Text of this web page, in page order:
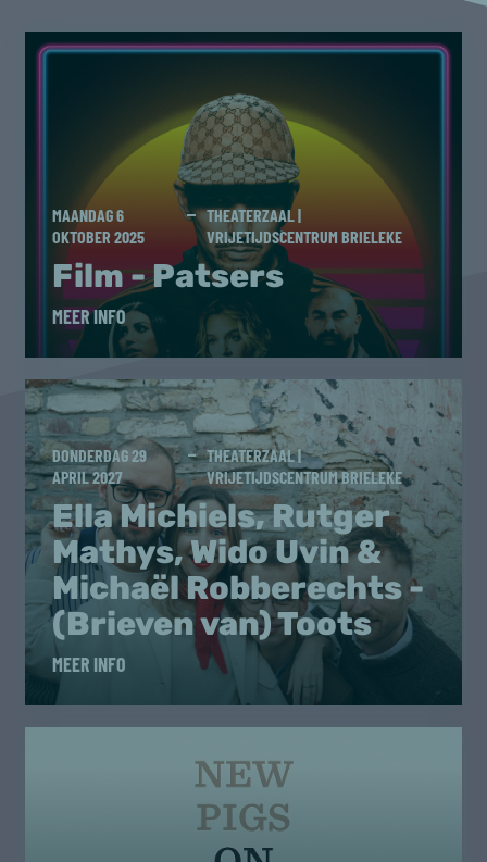
MAANDAG 6
OKTOBER 2025
THEATERZAAL |
VRIJETIJDSCENTRUM BRIELEKE
Film - Patsers
MEER INFO
DONDERDAG 29
APRIL 2027
THEATERZAAL |
VRIJETIJDSCENTRUM BRIELEKE
Ella Michiels, Rutger
Mathys, Wido Uvin &
Michaël Robberechts -
(Brieven van) Toots
MEER INFO